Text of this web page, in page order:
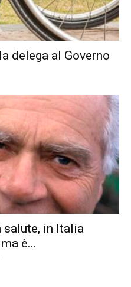
delega al Governo
salute, in Italia
è...